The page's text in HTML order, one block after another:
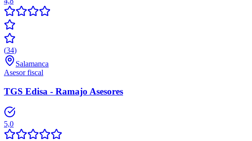
(34)
Salamanca
Asesor fiscal
TGS Edisa - Ramajo Asesores
5,0